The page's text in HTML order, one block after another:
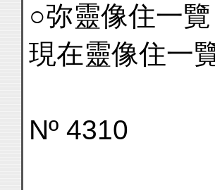
○弥靈像住一覽
現在靈像住一
Nº 4310